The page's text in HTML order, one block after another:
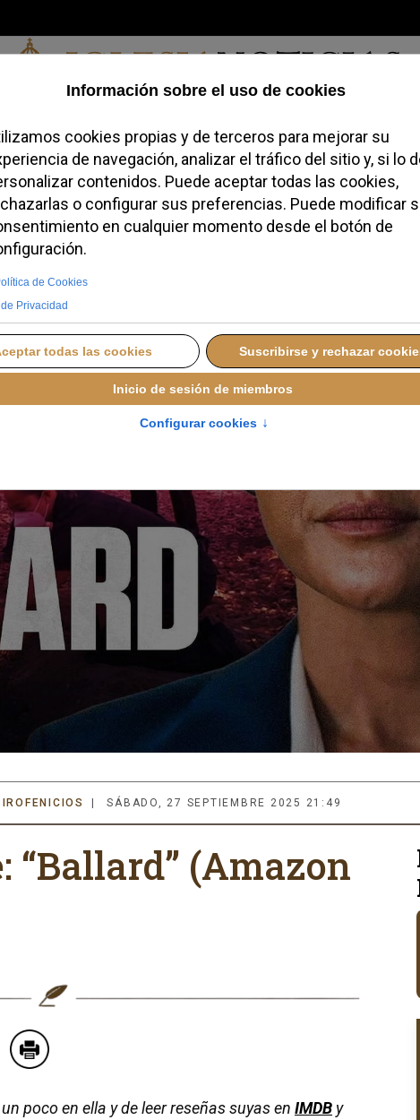
Sábado, 08 de agosto de 2026
Identidad Credofobiómetro Blogs Temas Buscar
SÁBADO, 27 SEPTIEMBRE 2025 21:49
“Ballard” (Amazon
poco en ella y de leer reseñas suyas en IMDB y